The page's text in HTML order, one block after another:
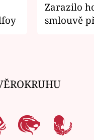
Zarazilo
smlouvě